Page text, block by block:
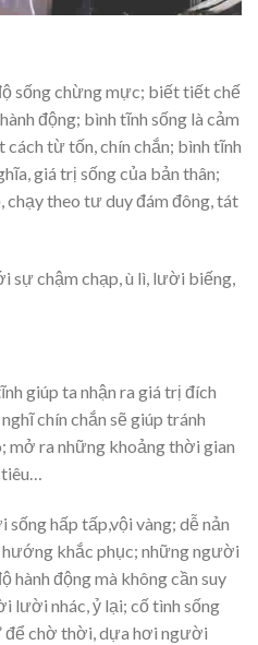
sống chừng mực; biết tiết chế
động; bình tĩnh sống là cảm
cách từ tốn, chín chắn; bình tĩnh
giá trị sống của bản thân;
chạy theo tư duy đám đông, tát
sự chậm chạp, ù lì, lười biếng,
giúp ta nhận ra giá trị đích
chín chắn sẽ giúp tránh
mở ra những khoảng thời gian
sống hấp tấp,vội vàng; dễ nản
khắc phục; những người
hành động mà không cần suy
lười nhác, ỷ lại; cố tình sống
để chờ thời, dựa hơi người